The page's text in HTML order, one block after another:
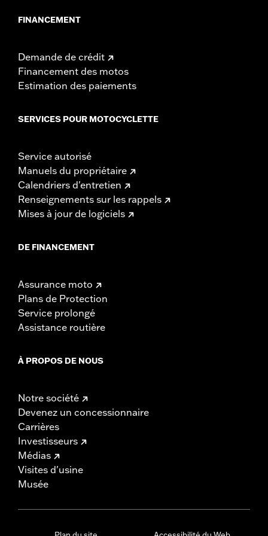
FINANCEMENT
Demande de crédit
Financement des motos
Estimation des paiements
SERVICES POUR MOTOCYCLETTE
Service autorisé
Manuels du propriétaire
Calendriers d'entretien
Renseignements sur les rappels
Mises à jour de logiciels
DE FINANCEMENT
Assurance moto
Plans de Protection
Service prolongé
Assistance routière
À PROPOS DE NOUS
Notre société
Devenez un concessionnaire
Carrières
Investisseurs
Médias
Visites d'usine
Musée